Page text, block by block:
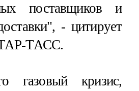
поставщиков и
- цитирует
ТАСС.
кризис,